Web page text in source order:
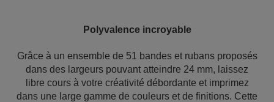
Polyvalence incroyable
Grâce à un ensemble de 51 bandes et rubans proposés
dans des largeurs pouvant atteindre 24 mm, laissez
libre cours à votre créativité débordante et imprimez
dans une large gamme de couleurs et de finitions. Cette